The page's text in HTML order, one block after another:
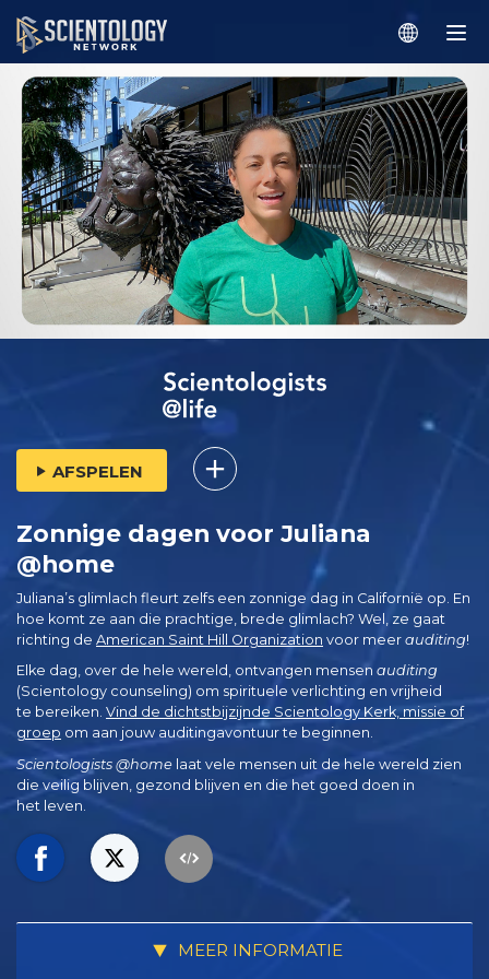
AFSPELEN
Zonnige dagen voor Juliana
@home
Juliana’s glimlach fleurt zelfs een zonnige dag in Californië op. En
hoe komt ze aan die prachtige, brede glimlach? Wel, ze gaat
richting de American Saint Hill Organization voor meer auditing!
Elke dag, over de hele wereld, ontvangen mensen auditing
(Scientology counseling) om spirituele verlichting en vrijheid
te bereiken. Vind de dichtstbijzijnde Scientology Kerk, missie of
groep om aan jouw auditingavontuur te beginnen.
Scientologists @home laat vele mensen uit de hele wereld zien
die veilig blijven, gezond blijven en die het goed doen in
het leven.
MEER INFORMATIE